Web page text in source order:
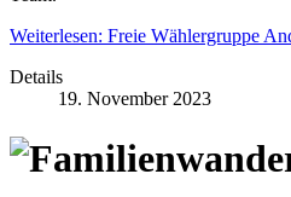
Weiterlesen: Freie Wählergruppe
Details
19. November 2023